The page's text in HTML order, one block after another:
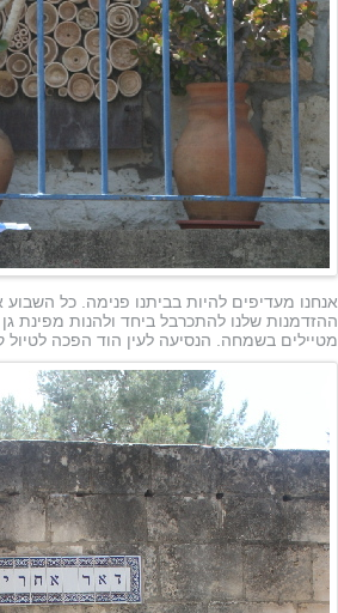
אנחנו מעדיפים להיות בביתנו פנימה. כל השבוע
ההזדמנות שלנו להתכרבל ביחד ולהנות מפינת
מטיילים בשמחה. הנסיעה לעין הוד הפכה לטיול